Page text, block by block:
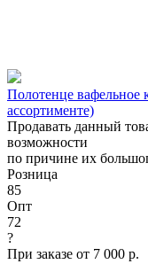
Полотенце вафельное
ассортименте)
Продавать данный
возможности
по причине их
Розница
85
Опт
72
?
При заказе от 7 000 р.